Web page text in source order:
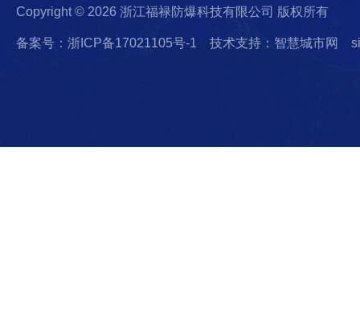
Copyright © 2026 浙江福禄防爆科技有限公司 版权所有
备案号：浙ICP备17021105号-1 技术支持：智慧城市网